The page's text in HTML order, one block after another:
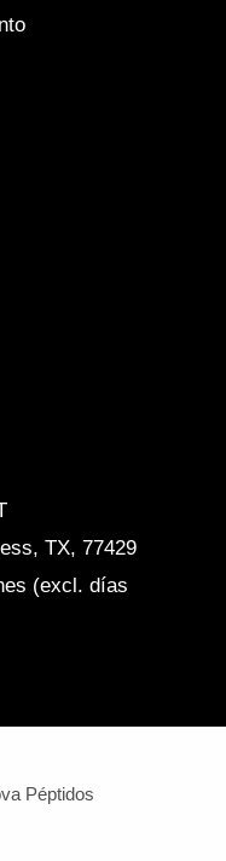
TX, 77429
(excl. días
Péptidos